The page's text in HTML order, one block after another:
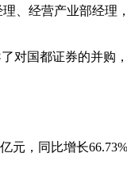
、经营产业部经理
对国都证券的并购
元，同比增长